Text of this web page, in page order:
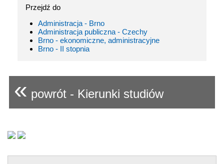
Przejdź do
Administracja - Brno
Administracja publiczna - Czechy
Brno - ekonomiczne, administracyjne
Brno - II stopnia
« powrót - Kierunki studiów